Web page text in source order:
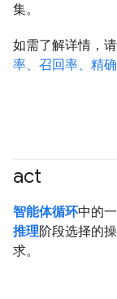
集。
如需了解详情，
率、召回率、精
act
智能体循环中的
推理阶段选择的
求。